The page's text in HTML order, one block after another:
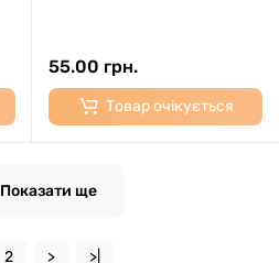
55.00 грн.
Товар очікується
Показати ще
2 > >|